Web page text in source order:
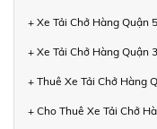
+ Xe Tải Chở Hàng Quận
+ Xe Tải Chở Hàng Quận
+ Thuê Xe Tải Chở Hàng
+ Cho Thuê Xe Tải Chở